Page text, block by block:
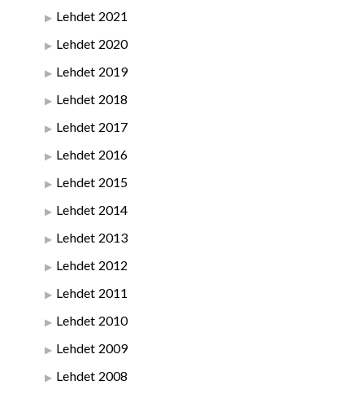
Lehdet 2021
Lehdet 2020
Lehdet 2019
Lehdet 2018
Lehdet 2017
Lehdet 2016
Lehdet 2015
Lehdet 2014
Lehdet 2013
Lehdet 2012
Lehdet 2011
Lehdet 2010
Lehdet 2009
Lehdet 2008